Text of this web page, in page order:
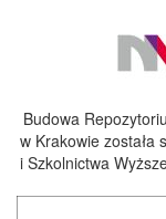
Budowa
w Krakowie została
i Szkolnictwa